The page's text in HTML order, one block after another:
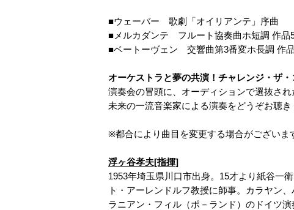
■ウェーバー 歌劇「オイリアンテ」序曲
■メルカダンテ フルート協奏曲ホ短調 作
■ベートーヴェン 交響曲第3番変ホ長調 作品
オーケストラと夢の共演！チャレンジ・ザ・
演奏会の冒頭に、オーディションで選抜さ
未来の一流音楽家による演奏をどうぞお聴き
※都合により曲目を変更する場合がございま
浮ヶ谷孝夫[指揮]
1953年埼玉県川口市出身。15才より紙谷一
ト・アーレンドルフ教授に師事。カラヤン
ラニアン・フィル（ポ－ランド）のドイツ